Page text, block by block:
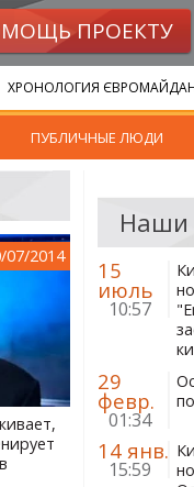
ПРОЕКТУ
ПУБЛИЧНЫЕ ЛЮДИ
ХРОНОЛОГИЯ
07/2014
Наши
15
июль
10:57
29
февр.
01:34
14 янв.
15:59